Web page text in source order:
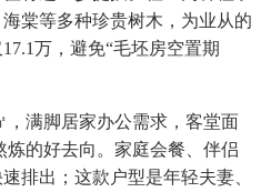
棠等多种珍贵树木，为业从的
万，避免“毛坯房空置期
满脚居家办公需求，客堂面
炼的好去向。家庭会餐、伴侣
排出；这款户型是年轻夫妻、